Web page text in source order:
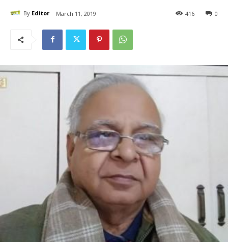
By Editor March 11, 2019 0
416